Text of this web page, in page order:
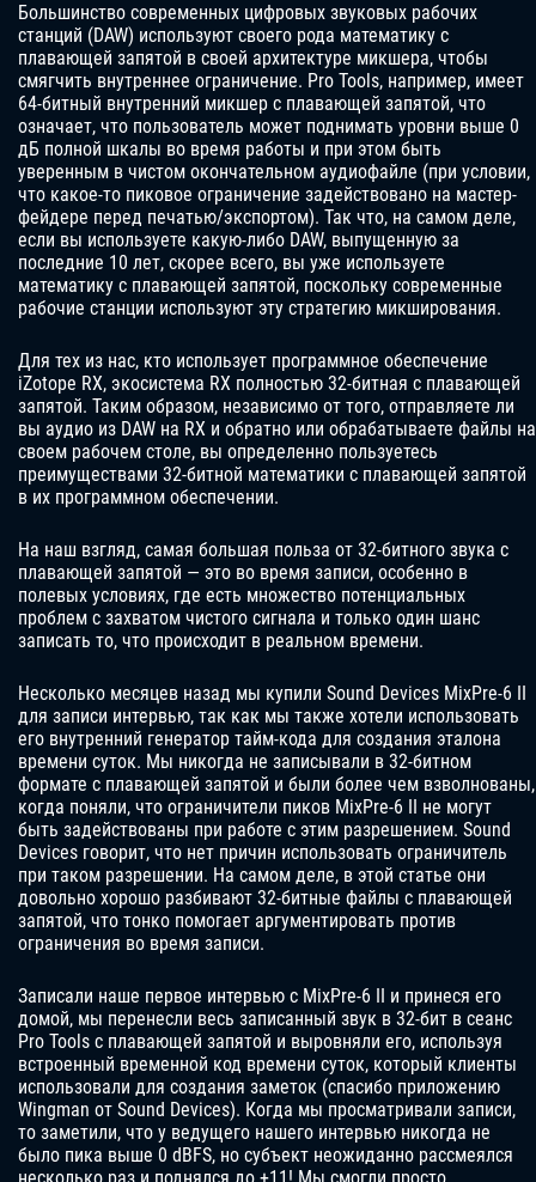
Большинство современных цифровых звуковых рабочих
станций (DAW) используют своего рода математику с
плавающей запятой в своей архитектуре микшера, чтобы
смягчить внутреннее ограничение. Pro Tools, например, имеет
64-битный внутренний микшер с плавающей запятой, что
означает, что пользователь может поднимать уровни выше 0
дБ полной шкалы во время работы и при этом быть
уверенным в чистом окончательном аудиофайле (при условии,
что какое-то пиковое ограничение задействовано на мастер-
фейдере перед печатью/экспортом). Так что, на самом деле,
если вы используете какую-либо DAW, выпущенную за
последние 10 лет, скорее всего, вы уже используете
математику с плавающей запятой, поскольку современные
рабочие станции используют эту стратегию микширования.
Для тех из нас, кто использует программное обеспечение
iZotope RX, экосистема RX полностью 32-битная с плавающей
запятой. Таким образом, независимо от того, отправляете ли
вы аудио из DAW на RX и обратно или обрабатываете файлы на
своем рабочем столе, вы определенно пользуетесь
преимуществами 32-битной математики с плавающей запятой
в их программном обеспечении.
На наш взгляд, самая большая польза от 32-битного звука с
плавающей запятой — это во время записи, особенно в
полевых условиях, где есть множество потенциальных
проблем с захватом чистого сигнала и только один шанс
записать то, что происходит в реальном времени.
Несколько месяцев назад мы купили Sound Devices MixPre-6 II
для записи интервью, так как мы также хотели использовать
его внутренний генератор тайм-кода для создания эталона
времени суток. Мы никогда не записывали в 32-битном
формате с плавающей запятой и были более чем взволнованы,
когда поняли, что ограничители пиков MixPre-6 II не могут
быть задействованы при работе с этим разрешением. Sound
Devices говорит, что нет причин использовать ограничитель
при таком разрешении. На самом деле, в этой статье они
довольно хорошо разбивают 32-битные файлы с плавающей
запятой, что тонко помогает аргументировать против
ограничения во время записи.
Записали наше первое интервью с MixPre-6 II и принеся его
домой, мы перенесли весь записанный звук в 32-бит в сеанс
Pro Tools с плавающей запятой и выровняли его, используя
встроенный временной код времени суток, который клиенты
использовали для создания заметок (спасибо приложению
Wingman от Sound Devices). Когда мы просматривали записи,
то заметили, что у ведущего нашего интервью никогда не
было пика выше 0 dBFS, но субъект неожиданно рассмеялся